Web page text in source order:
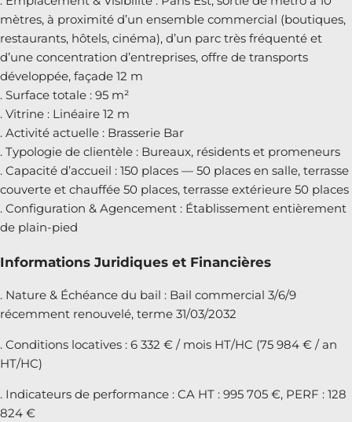
mètres, à proximité d’un ensemble commercial (boutiques,
restaurants, hôtels, cinéma), d’un parc très fréquenté et
d’une concentration d’entreprises, offre de transports
développée, façade 12 m
. Surface totale : 95 m²
. Vitrine : Linéaire 12 m
. Activité actuelle : Brasserie Bar
. Typologie de clientèle : Bureaux, résidents et promeneurs
. Capacité d’accueil : 150 places — 50 places en salle, terrasse
couverte et chauffée 50 places, terrasse extérieure 50 places
. Configuration & Agencement : Établissement entièrement
de plain-pied
Informations Juridiques et Financières
. Nature & Échéance du bail : Bail commercial 3/6/9
récemment renouvelé, terme 31/03/2032
. Conditions locatives : 6 332 € / mois HT/HC (75 984 € / an
HT/HC)
. Indicateurs de performance : CA HT : 995 705 €, PERF : 128
824 €